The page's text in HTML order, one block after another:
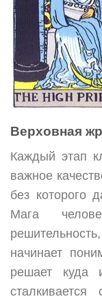
Верховная
Каждый этап
важное
без которого
Мага
начинает
решает куда